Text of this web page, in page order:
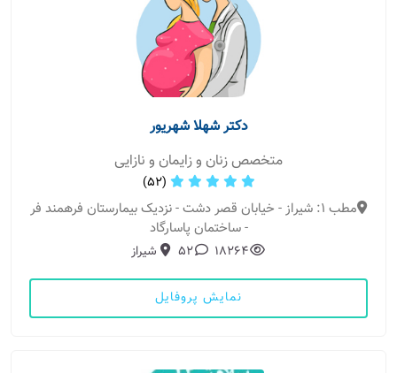
دکتر شهلا شهریور
متخصص زنان و زایمان و نازایی
(52)
مطب 1: شیراز - خیابان قصر دشت - نزدیک بیمارستان فرهمند فر
- ساختمان پاسارگاد
18264
52 شیراز
نمایش پروفایل